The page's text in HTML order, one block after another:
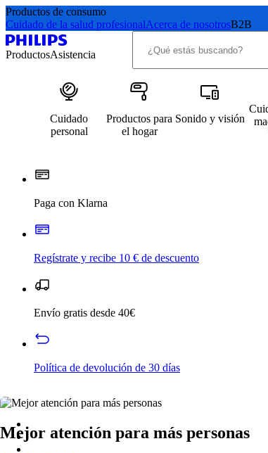
Productos de consumo
Cuidado de la salud profesionalAcerca de nosotrosB2B
ProductosAsistencia
Cuidado
personal
Productos para
el hogar
Sonido y visión
Paga con Klarna
Regístrate y recibe 10 € de descuento
Envío gratis desde 40€
Política de devolución de 30 días
Mejor atención para más personas